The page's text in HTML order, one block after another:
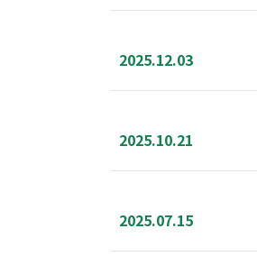
2025.12.03
2025.10.21
2025.07.15